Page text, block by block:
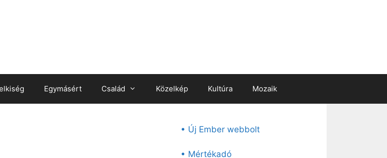
Egymásért Család Közelkép Kultúra Mozaik
• Új Ember webbolt
• Mértékadó